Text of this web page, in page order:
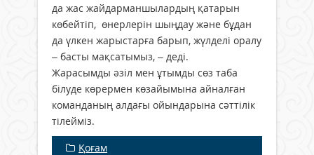
да жас жайдарманшылардың қатарын
көбейтіп, өнерлерін шыңдау және бұдан
да үлкен жарыстарға барып, жүлделі оралу
– басты мақсатымыз, – деді.
Жарасымды әзіл мен ұтымды сөз таба
білуде көрермен көзайымына айналған
команданың алдағы ойын­дарына сәттілік
тілейміз.
Қоғам